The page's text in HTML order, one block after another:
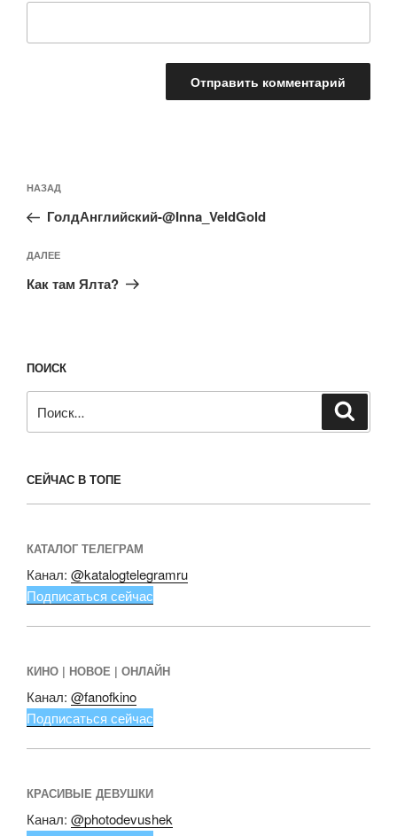
по
записям
Предыдущая
запись:
НАЗАД
ГолдАнглийский-@Inna_VeldGold
Следующая
запись
ДАЛЕЕ
Как там Ялта?
ПОИСК
СЕЙЧАС В ТОПЕ
КАТАЛОГ ТЕЛЕГРАМ
Канал: @katalogtelegramru
Подписаться сейчас
КИНО | НОВОЕ | ОНЛАЙН
Канал: @fanofkino
Подписаться сейчас
КРАСИВЫЕ ДЕВУШКИ
Канал: @photodevushek